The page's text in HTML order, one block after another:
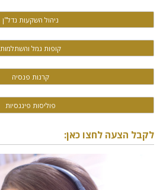
ניהול השקעות נדל"ן
קופות גמל והשתלמות
קרנות פנסיה
פוליסות פיננסיות
לקבל הצעה לחצו כאן: